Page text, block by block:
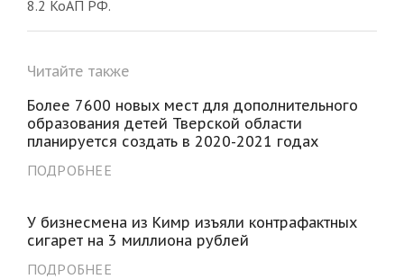
8.2 КоАП РФ.
Читайте также
Более 7600 новых мест для дополнительного
образования детей Тверской области
планируется создать в 2020-2021 годах
ПОДРОБНЕЕ
У бизнесмена из Кимр изъяли контрафактных
сигарет на 3 миллиона рублей
ПОДРОБНЕЕ